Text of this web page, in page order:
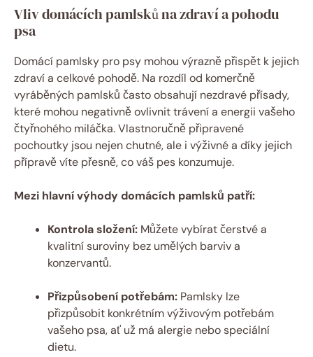
Vliv domácích pamlsků na zdraví a pohodu
psa
Domácí pamlsky pro psy mohou výrazně přispět k jejich
zdraví a celkové pohodě. Na rozdíl od komerčně
vyráběných pamlsků často obsahují nezdravé přísady,
které mohou negativně ovlivnit trávení a energii vašeho
čtyřnohého miláčka. Vlastnoručně připravené
pochoutky jsou nejen chutné, ale i výživné a díky jejich
přípravě víte přesně, co váš pes konzumuje.
Mezi hlavní výhody domácích pamlsků patří:
Kontrola složení: Můžete vybírat čerstvé a
kvalitní suroviny bez umělých barviv a
konzervantů.
Přizpůsobení potřebám: Pamlsky lze
přizpůsobit konkrétním výživovým potřebám
vašeho psa, ať už má alergie nebo speciální
dietu.